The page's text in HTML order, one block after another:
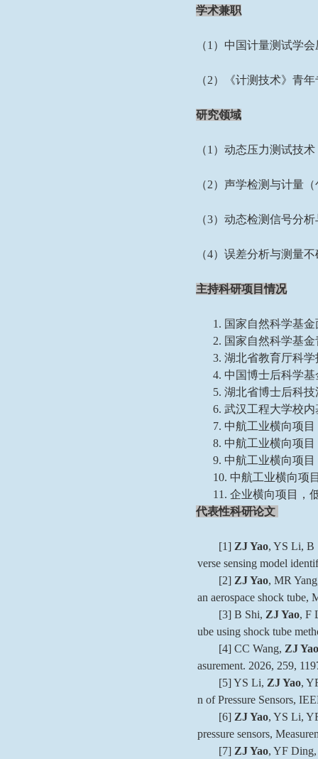
学术兼职
（1 ） 中国计量测试学
（2）《计测技术》青
研究领域
（1 ）动态压力测试技术
（2）声学检测与计量
（3） 动态检测信号分析
（4） 误差分析与测量不
主持科研项目情况
1 . 国家自然科学基
2. 国家自然科学基金
3. 湖北省教育厅科
4. 中国博士后科学
5. 湖北省博士后科
6. 武汉工程大学校
7. 中航工业横向项目
8. 中航工业横向项
9. 中航工业横向项
10. 中航工业横向项
11. 企业横向项目，
代表性科研论文
[1] ZJ Yao, YS Li, B
verse sensing model
[2] ZJ Yao, MR
an aerospace shock tube,
[3] B Shi, ZJ Yao, F
ube using shock tube
[4] CC Wang, ZJ Yao
asurement. 2026, 259,
[5] YS Li, ZJ Yao,
n of Pressure Sensors,
[6] ZJ Yao, YS Li,
pressure sensors,
[7] ZJ Yao, YF Ding,